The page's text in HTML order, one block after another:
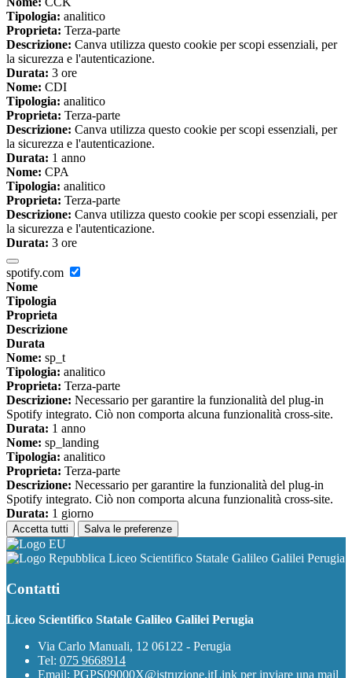
Tipologia: analitico
Proprieta: Terza-parte
Descrizione: Canva utilizza questo cookie per scopi essenziali, per
la sicurezza e l'autenticazione.
Durata: 3 ore
Nome: CDI
Tipologia: analitico
Proprieta: Terza-parte
Descrizione: Canva utilizza questo cookie per scopi essenziali, per
la sicurezza e l'autenticazione.
Durata: 1 anno
Nome: CPA
Tipologia: analitico
Proprieta: Terza-parte
Descrizione: Canva utilizza questo cookie per scopi essenziali, per
la sicurezza e l'autenticazione.
Durata: 3 ore
spotify.com
Nome
Tipologia
Proprieta
Descrizione
Durata
Nome: sp_t
Tipologia: analitico
Proprieta: Terza-parte
Descrizione: Necessario per garantire la funzionalità del plug-in
Spotify integrato. Ciò non comporta alcuna funzionalità cross-site.
Durata: 1 anno
Nome: sp_landing
Tipologia: analitico
Proprieta: Terza-parte
Descrizione: Necessario per garantire la funzionalità del plug-in
Spotify integrato. Ciò non comporta alcuna funzionalità cross-site.
Durata: 1 giorno
Accetta tutti Salva le preferenze
Liceo Scientifico Statale Galileo Galilei Perugia
Contatti
Liceo Scientifico Statale Galileo Galilei Perugia
Via Carlo Manuali, 12 06122 - Perugia
Tel: 075 9668914
Email: PGPS09000X@istruzione.itLink per inviare una mail